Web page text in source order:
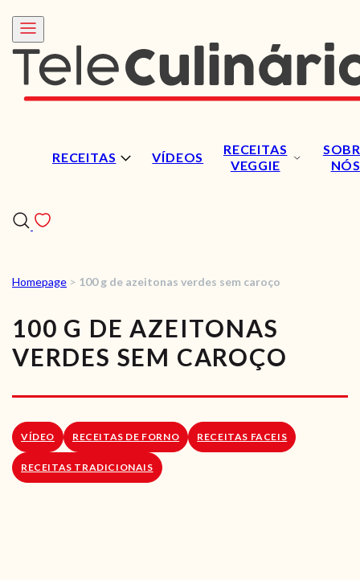
RECEITAS VÍDEOS
RECEITAS
VEGGIE
NÓS
RECEITAS
VÍDEOS
RECEITAS VEGGIE
LOJA ONLINE
Homepage > 100 g de azeitonas verdes sem caroço
100 G DE AZEITONAS
VERDES SEM CAROÇO
VÍDEO RECEITAS DE FORNO RECEITAS FACEIS
RECEITAS TRADICIONAIS